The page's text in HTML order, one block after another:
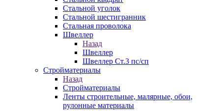
Стальной уголок
Стальной шестигранник
Стальная проволока
Швеллер
Назад
Швеллер
Швеллер Ст.3 пс/сп
Стройматериалы
Назад
Стройматериалы
Ленты строительные, малярные, обои,
рулонные материалы